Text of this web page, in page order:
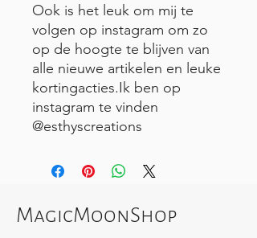
Ook is het leuk om mij te
volgen op instagram om zo
op de hoogte te blijven van
alle nieuwe artikelen en leuke
kortingacties.Ik ben op
instagram te vinden
@esthyscreations
MagicMoonShop